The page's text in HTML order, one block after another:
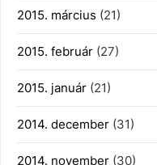
2015. március (21)
2015. február (27)
2015. január (21)
2014. december (31)
2014. november (30)